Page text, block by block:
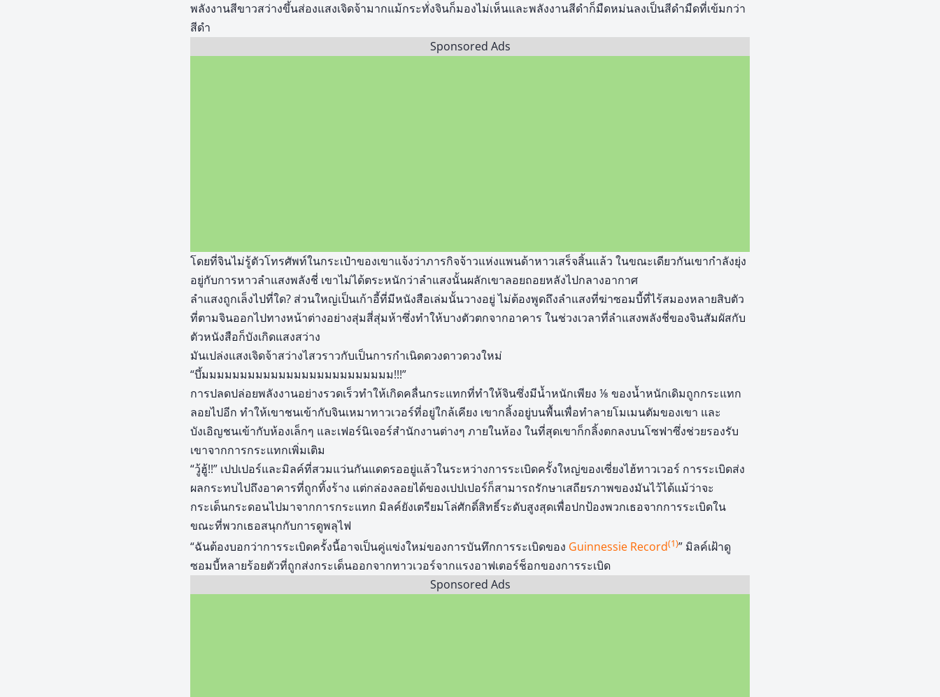
พลังงานสีขาวสว่างขึ้นส่องแสงเจิดจ้ามากแม้กระทั่งจินก็มองไม่เห็นและพลังงานสีดำก็มืดหม่นลงเป็นสีดำมืดที่เข้มกว่า
สีดำ
Sponsored Ads
โดยที่จินไม่รู้ตัวโทรศัพท์ในกระเป๋าของเขาแจ้งว่าภารกิจจ้าวแห่งแพนด้าหาวเสร็จสิ้นแล้ว ในขณะเดียวกันเขากำลังยุ่ง
อยู่กับการหาวลำแสงพลังชี่ เขาไม่ได้ตระหนักว่าลำแสงนั้นผลักเขาลอยถอยหลังไปกลางอากาศ
ลำแสงถูกเล็งไปที่ใด? ส่วนใหญ่เป็นเก้าอี้ที่มีหนังสือเล่มนั้นวางอยู่ ไม่ต้องพูดถึงลำแสงที่ฆ่าซอมบี้ที่ไร้สมองหลายสิบตัว
ที่ตามจินออกไปทางหน้าต่างอย่างสุ่มสี่สุ่มห้าซึ่งทำให้บางตัวตกจากอาคาร ในช่วงเวลาที่ลำแสงพลังชี่ของจินสัมผัสกับ
ตัวหนังสือก็บังเกิดแสงสว่าง
มันเปล่งแสงเจิดจ้าสว่างไสวราวกับเป็นการกำเนิดดวงดาวดวงใหม่
“บึ้มมมมมมมมมมมมมมมมมมมมมมมมม!!!”
การปลดปล่อยพลังงานอย่างรวดเร็วทำให้เกิดคลื่นกระแทกที่ทำให้จินซึ่งมีน้ำหนักเพียง ⅛ ของน้ำหนักเดิมถูกกระแทก
ลอยไปอีก ทำให้เขาชนเข้ากับจินเหมาทาวเวอร์ที่อยู่ใกล้เคียง เขากลิ้งอยู่บนพื้นเพื่อทำลายโมเมนตัมของเขา และ
บังเอิญชนเข้ากับห้องเล็กๆ และเฟอร์นิเจอร์สำนักงานต่างๆ ภายในห้อง ในที่สุดเขาก็กลิ้งตกลงบนโซฟาซึ่งช่วยรองรับ
เขาจากการกระแทกเพิ่มเติม
“วู้ฮู้!!” เปปเปอร์และมิลค์ที่สวมแว่นกันแดดรออยู่แล้วในระหว่างการระเบิดครั้งใหญ่ของเซี่ยงไฮ้ทาวเวอร์ การระเบิดส่ง
ผลกระทบไปถึงอาคารที่ถูกทิ้งร้าง แต่กล่องลอยได้ของเปปเปอร์ก็สามารถรักษาเสถียรภาพของมันไว้ได้แม้ว่าจะ
กระเด็นกระดอนไปมาจากการกระแทก มิลค์ยังเตรียมโล่ศักดิ์สิทธิ์ระดับสูงสุดเพื่อปกป้องพวกเธอจากการระเบิดใน
ขณะที่พวกเธอสนุกกับการดูพลุไฟ
“ฉันต้องบอกว่าการระเบิดครั้งนี้อาจเป็นคู่แข่งใหม่ของการบันทึกการระเบิดของ Guinnessie Record(1)” มิลค์เฝ้าดู
ซอมบี้หลายร้อยตัวที่ถูกส่งกระเด็นออกจากทาวเวอร์จากแรงอาฟเตอร์ช็อกของการระเบิด
Sponsored Ads